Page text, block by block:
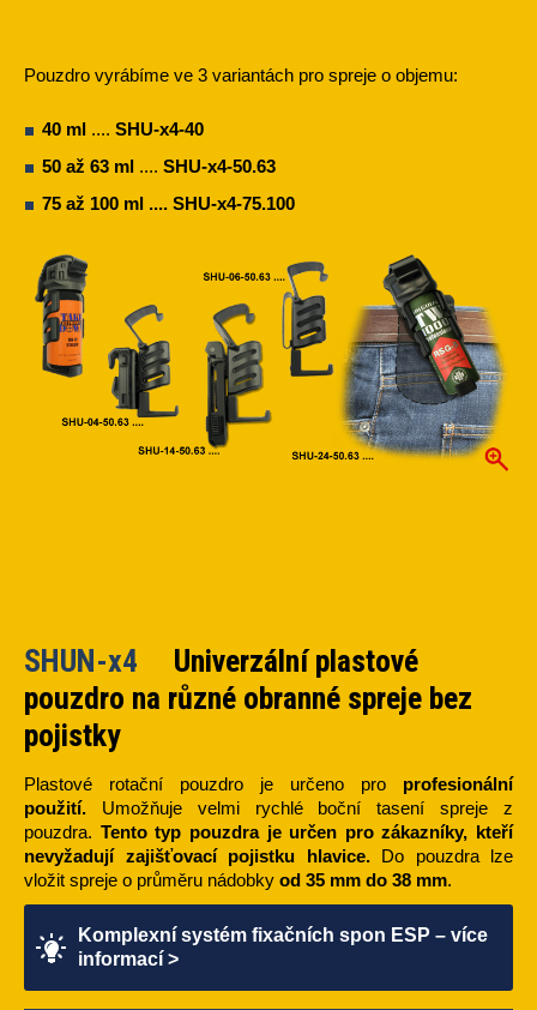
Pouzdro vyrábíme ve 3 variantách pro spreje o objemu:
40 ml .... SHU-x4-40
50 až 63 ml .... SHU-x4-50.63
75 až 100 ml .... SHU-x4-75.100
SHUN-x4 Univerzální plastové
pouzdro na různé obranné spreje bez
pojistky
Plastové rotační pouzdro je určeno pro profesionální
použití. Umožňuje velmi rychlé boční tasení spreje z
pouzdra. Tento typ pouzdra je určen pro zákazníky, kteří
nevyžadují zajišťovací pojistku hlavice.Do pouzdra lze
vložit spreje o průměru nádobky od 35 mm do 38 mm.
Komplexní systém fixačních spon ESP – více
informací >